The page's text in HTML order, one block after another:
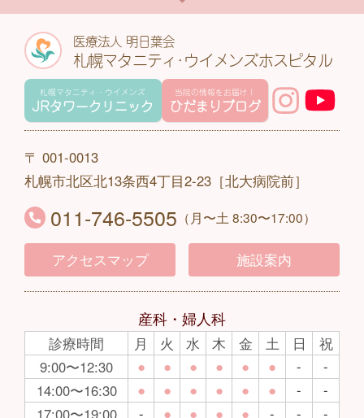
医療法人 明日葉会
札幌マタニティ･ウイメンズホスピタル
札幌マタニティ・ウイメンズ
JRタワークリニック
当院の情報をお届け！
ひだまりブログ
〒 001-0013
札幌市北区北13条西4丁目2-23［北大病院前］
011-746-5505 （月〜土 8:30〜17:00）
アクセスマップ 施設案内
産科・婦人科
診療時間 月 火 水 木 金 土 日
祝
9:00〜12:30
● ● ● ● ● ● -
-
14:00〜16:30
● ● ● ● ● ● -
-
- ● ● ● ● - - -